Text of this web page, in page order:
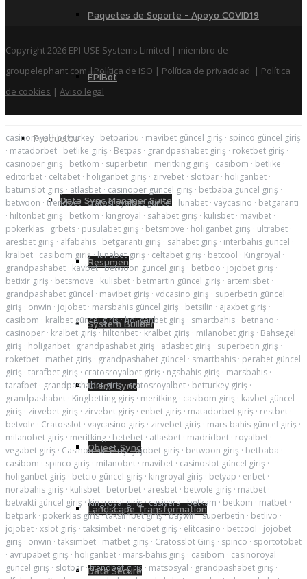
Paquetes de Soporte - Apoyo COVID19
EPIBot
Productos
Data Sync Manager Suite
Resumen
System Builder
Client Sync
Object Sync
Landscape Transformation
Data Secure
Copyright 2026 EPI-USE Systems Limited | miembro de
groupelephant.com | Política de ISO | Política de privacidad | Política
de cookies | Aviso legal
casinoroyal·betturkey · betparibu · mavibet güncel giriş · spinco güncel giriş
· matadorbet · betlike giriş · Betpas · grandpashabet giriş · roketbet giriş ·
casinoper giriş · betkom · süperbetin · meritking giriş · casibom · betlike ·
editörbet · celtabet · holiganbet giriş · zirvebet · slotbar · holiganbet ·
batumslot giriş · atlasbet · casinoper güncel giriş · betbaba güncel giriş ·
betwoon · trendbet ·cratosroyalbet güncel · lunabet · vaycasino · betgaranti
· hiltonbet giriş · betkom · kingroyal · sahabet giriş · kulisbet · mavibet ·
pokerklas · grbets · pusulabet giriş · betsmove · holiganbet giriş · ultrabet ·
aresbet giriş · alfabahis · betgaranti giriş · sahabet giriş · interbahis güncel ·
kralbet · casibom giriş·lunabet giriş · celtabet giriş · betcool · Kingroyal ·
grandpashabet · kavbet·betwoon güncel giriş · betboo · jojobet giriş ·
betixir giriş · betsmove · kulisbet · betmartin güncel giriş · artemisbet ·
grandpashabet güncel · mavibet giriş · vdcasino giriş · superbetin güncel
giriş · onwin · jojobet · marsbahis güncel giriş · betsilin · ajaxbet giriş ·
casibom · kralbet güncel giriş·holiganbet giriş · smartbahis · betnano ·
casinoper · kralbet giriş·hiltonbet·kralbet giriş · milanobet giriş · Bahsegel
giriş · holiganbet · grandpashabet giriş · atlasbet giriş · superbetin giriş ·
roketbet · matbet giriş · grandpashabet güncel · smartbahis · perabet güncel
giriş · tarafbet giriş · cratosroyalbet giriş · ngsbahis giriş · marsbahis ·
tarafbet · grandpashabet giriş·cratosroyalbet · betturkey giriş ·
grandpashabet · Kingbetting giriş · meritking · casibom giriş · kavbet güncel
giriş · zirvebet giriş · zirvebet giriş · enbet giriş · matadorbet giriş · restbet ·
betvole · Cratosslot · vaycasino giriş · zirvebet giriş · mars-bahis güncel giriş ·
milanobet giriş · meritking · betebet · atlasbet · madridbet · royalbet ·
vegabet giriş · Casinomaxi Giriş·jojobet giriş · betwoon giriş · betbaba ·
casibom · spinco giriş · milanobet · mavibet · casinoslot güncel giriş ·
holiganbet giriş · betcio güncel giriş · kingroyal giriş · betyap · enbet ·
norabahis giriş · kulisbet · betorbet · aresbet · betvole giriş · matbet ·
betvakti güncel giriş ·kingroyal giriş·casivera·betkam · betkom · matbet ·
betpark · pokerklas giris·taksimbet giriş·baywin·superbetin · betlivo ·
jojobet · xslot giriş · taksimbet · nerobet giriş · elitcasino · betcool · jojobet
giriş · onwin · taksimbet · matbet giriş · Cratosslot Giriş · spinco · sportotobet
· avrupabet giriş · holiganbet · mars-bahis giriş · casibom · casinoroyal
güncel giriş · slotbar ·trendbet giriş · matsosyal · grandpashabet giriş ·